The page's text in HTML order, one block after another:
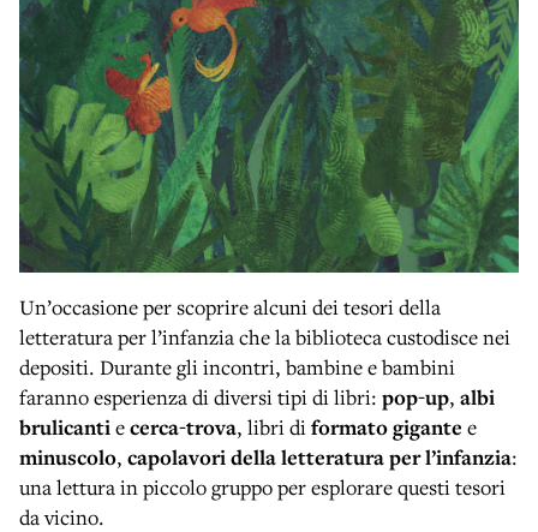
Un’occasione per scoprire alcuni dei tesori della
letteratura per l’infanzia che la biblioteca custodisce nei
depositi. Durante gli incontri, bambine e bambini
faranno esperienza di diversi tipi di libri: pop-up, albi
brulicantiecerca-trova, libri diformato gigante e
minuscolo, capolavori della letteratura per l’infanzia:
una lettura in piccolo gruppo per esplorare questi tesori
da vicino.